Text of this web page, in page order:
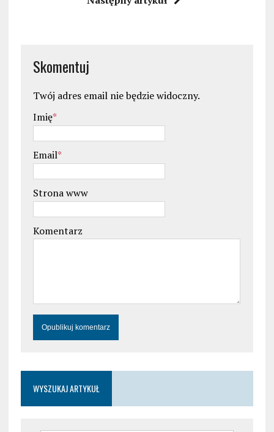
Skomentuj
Twój adres email nie będzie widoczny.
Imię*
Email*
Strona www
Komentarz
WYSZUKAJ ARTYKUŁ